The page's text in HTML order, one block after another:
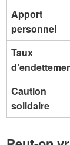
Apport
personnel
Taux
Caution
solidaire